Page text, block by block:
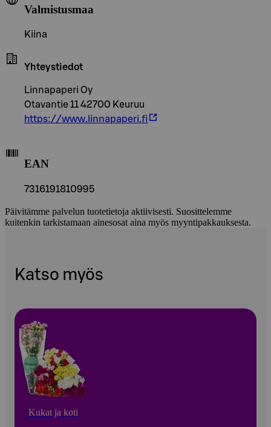
Valmistusmaa
Kiina
Yhteystiedot
Linnapaperi Oy
Otavantie 11 42700 Keuruu
https://www.linnapaperi.fi
EAN
7316191810995
Päivitämme palvelun tuotetietoja aktiivisesti. Suosittelemme
kuitenkin tarkistamaan ainesosat aina myös myyntipakkauksesta.
Katso myös
Kukat ja koti